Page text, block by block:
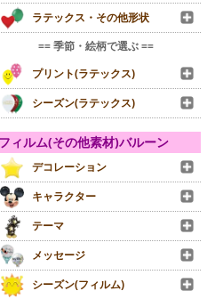
ラテックス・その他形状
== 季節・絵柄で選ぶ ==
プリント(ラテックス)
シーズン(ラテックス)
フィルム(その他素材)バルーン
デコレーション
キャラクター
テーマ
メッセージ
シーズン(フィルム)